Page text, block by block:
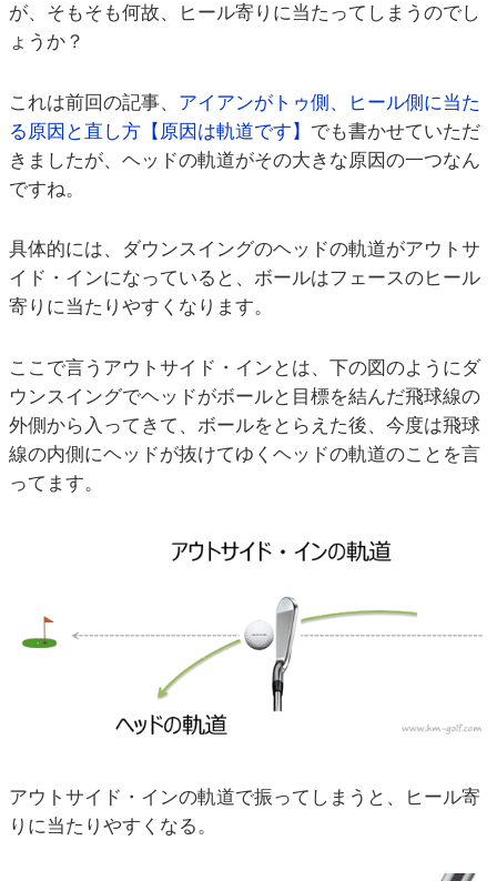
が、そもそも何故、ヒール寄りに当たってしまうのでし
ょうか？
これは前回の記事、 アイアンがトゥ側、ヒール側に当た
る原因と直し方【原因は軌道です】 でも書かせていただ
きましたが、ヘッドの軌道がその大きな原因の一つなん
ですね。
具体的には、ダウンスイングのヘッドの軌道がアウトサ
イド・インになっていると、ボールはフェースのヒール
寄りに当たりやすくなります。
ここで言うアウトサイド・インとは、下の図のようにダ
ウンスイングでヘッドがボールと目標を結んだ飛球線の
外側から入ってきて、ボールをとらえた後、今度は飛球
線の内側にヘッドが抜けてゆくヘッドの軌道のことを言
ってます。
アウトサイド・インの軌道で振ってしまうと、ヒール寄
りに当たりやすくなる。